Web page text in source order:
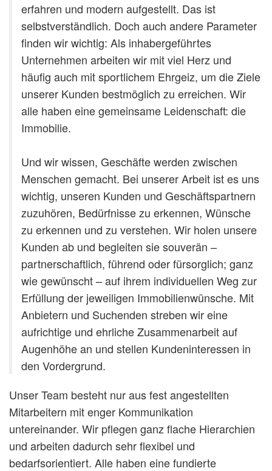
erfahren und modern aufgestellt. Das ist
selbstverständlich. Doch auch andere Parameter
finden wir wichtig: Als inhabergeführtes
Unternehmen arbeiten wir mit viel Herz und
häufig auch mit sportlichem Ehrgeiz, um die Ziele
unserer Kunden bestmöglich zu erreichen. Wir
alle haben eine gemeinsame Leidenschaft: die
Immobilie.
Und wir wissen, Geschäfte werden zwischen
Menschen gemacht. Bei unserer Arbeit ist es uns
wichtig, unseren Kunden und Geschäftspartnern
zuzuhören, Bedürfnisse zu erkennen, Wünsche
zu erkennen und zu verstehen. Wir holen unsere
Kunden ab und begleiten sie souverän –
partnerschaftlich, führend oder fürsorglich; ganz
wie gewünscht – auf ihrem individuellen Weg zur
Erfüllung der jeweiligen Immobilienwünsche. Mit
Anbietern und Suchenden streben wir eine
aufrichtige und ehrliche Zusammenarbeit auf
Augenhöhe an und stellen Kundeninteressen in
den Vordergrund.
Unser Team besteht nur aus fest angestellten
Mitarbeitern mit enger Kommunikation
untereinander. Wir pflegen ganz flache Hierarchien
und arbeiten dadurch sehr flexibel und
bedarfsorientiert. Alle haben eine fundierte